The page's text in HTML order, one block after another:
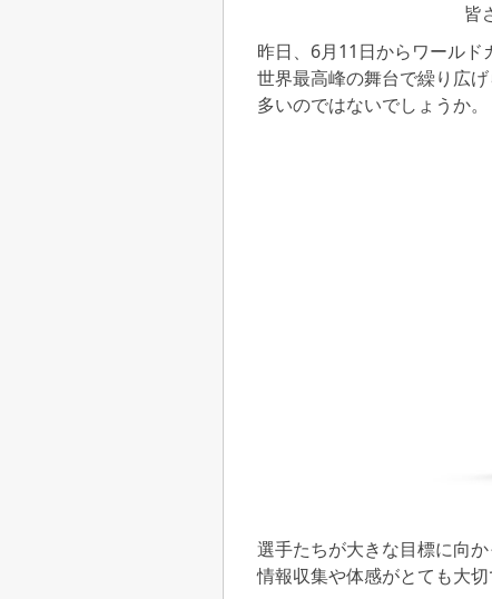
皆
昨日、6月11日からワールド
世界最高峰の舞台で繰り広
多いのではないでしょうか。
選手たちが大きな目標に向
情報収集や体感がとても大切